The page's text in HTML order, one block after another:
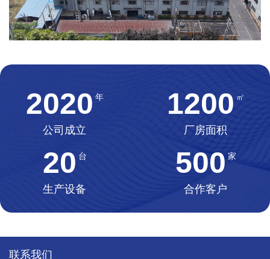
2020 年
公司成立
1200 ㎡
厂房面积
20 台
生产设备
500 家
合作客户
联系我们